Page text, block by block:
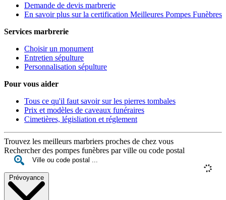
Demande de devis marbrerie
En savoir plus sur la certification Meilleures Pompes Funèbres
Services marbrerie
Choisir un monument
Entretien sépulture
Personnalisation sépulture
Pour vous aider
Tous ce qu'il faut savoir sur les pierres tombales
Prix et modèles de caveaux funéraires
Cimetières, législiation et réglement
Trouvez les meilleurs marbriers proches de chez vous
Rechercher des pompes funèbres par ville ou code postal
Prévoyance